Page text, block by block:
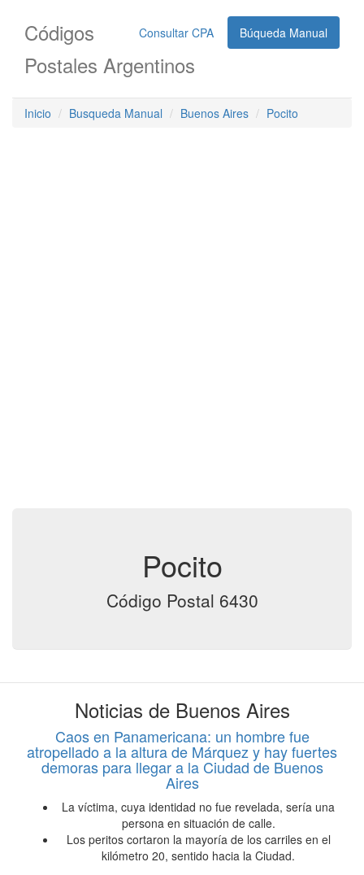
Consultar CPA Búqueda Manual
Códigos
Postales Argentinos
Inicio Busqueda Manual Buenos Aires Pocito
Pocito
Código Postal 6430
Noticias de Buenos Aires
Caos en Panamericana: un hombre fue
atropellado a la altura de Márquez y hay fuertes
demoras para llegar a la Ciudad de Buenos
Aires
La víctima, cuya identidad no fue revelada, sería una
persona en situación de calle.
Los peritos cortaron la mayoría de los carriles en el
kilómetro 20, sentido hacia la Ciudad.